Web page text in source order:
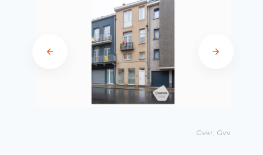
Gvkr, Gvv